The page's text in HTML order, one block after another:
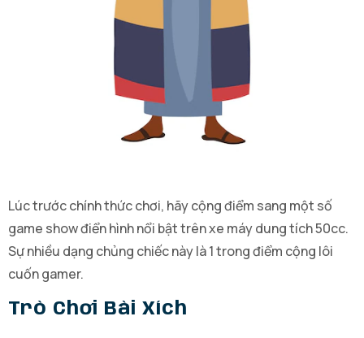
Lúc trước chính thức chơi, hãy cộng điểm sang một số
game show điển hình nổi bật trên xe máy dung tích 50cc.
Sự nhiều dạng chủng chiếc này là 1 trong điểm cộng lôi
cuốn gamer.
Trò Chơi Bài Xích